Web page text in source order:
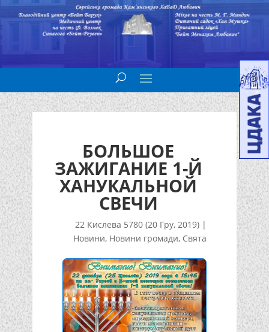
БОЛЬШОЕ
ЗАЖИГАНИЕ 1-Й
ХАНУКАЛЬНОЙ
СВЕЧИ
22 Кислева 5780 (20 Гру, 2019) |
Новини, Новини громади, Свята